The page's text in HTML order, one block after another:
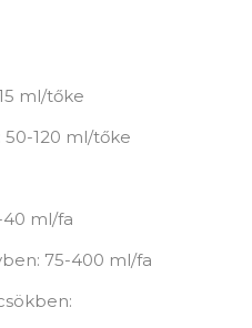
ml/tőke
50-120 ml/tőke
ml/fa
75-400 ml/fa